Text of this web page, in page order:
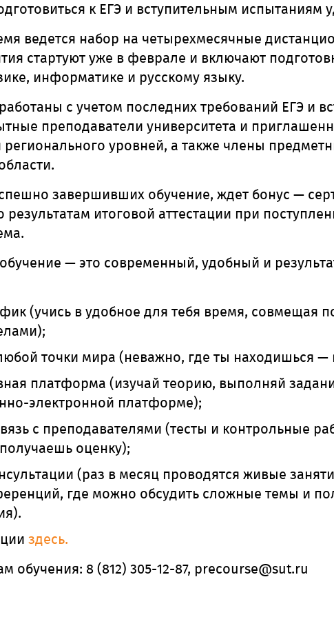
к ЕГЭ и вступительным испытаниям
ведется набор на четырехмесячные
стартуют уже в феврале и включают
информатике и русскому языку.
с учетом последних требований ЕГЭ и
преподаватели университета и
уровней, а также члены
завершивших обучение, ждет бонус —
результатам итоговой аттестации при
— это современный, удобный и
(учись в удобное для тебя время, совмещая
точки мира (неважно, где ты находишься
платформа (изучай теорию, выполняй
электронной платформе);
с преподавателями (тесты и контрольные
оценку);
(раз в месяц проводятся живые
где можно обсудить сложные темы и
здесь.
обучения: 8 (812) 305-12-87, precourse@sut.ru